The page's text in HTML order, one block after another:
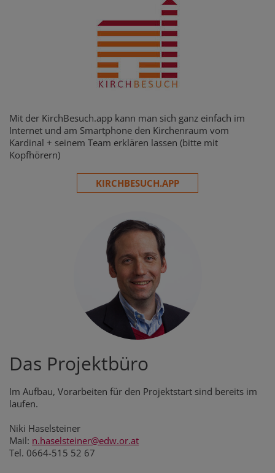
Mit der KirchBesuch.app kann man sich ganz einfach im
Internet und am Smartphone den Kirchenraum vom
Kardinal + seinem Team erklären lassen (bitte mit
Kopfhörern)
KIRCHBESUCH.APP
Das Projektbüro
Im Aufbau, Vorarbeiten für den Projektstart sind bereits im
laufen.
Niki Haselsteiner
Mail: n.haselsteiner@edw.or.at
Tel. 0664-515 52 67